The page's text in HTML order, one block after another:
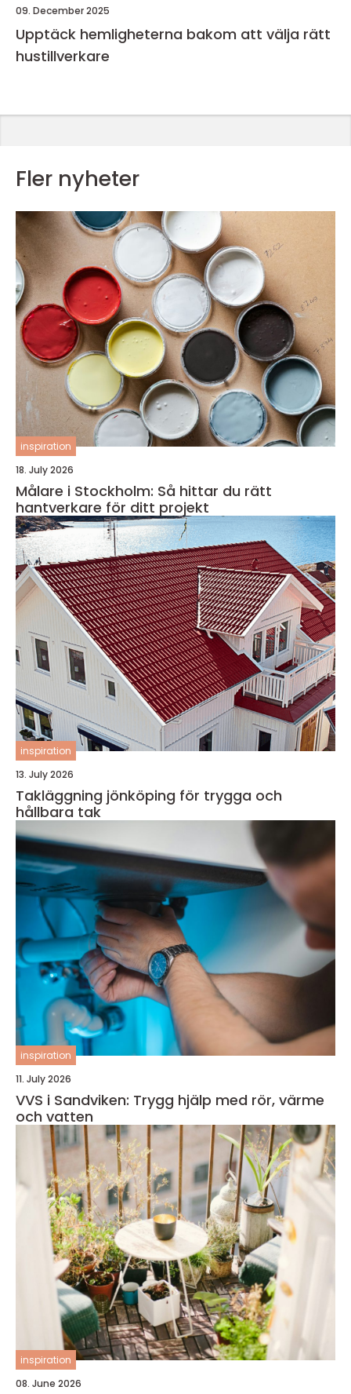
09. December 2025
Upptäck hemligheterna bakom att välja rätt
hustillverkare
Fler nyheter
inspiration
18. July 2026
Målare i Stockholm: Så hittar du rätt
hantverkare för ditt projekt
inspiration
13. July 2026
Takläggning jönköping för trygga och
hållbara tak
inspiration
11. July 2026
VVS i Sandviken: Trygg hjälp med rör, värme
och vatten
inspiration
08. June 2026